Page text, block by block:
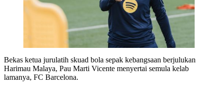
Bekas ketua jurulatih skuad bola sepak kebangsaan berjulukan
Harimau Malaya, Pau Marti Vicente menyertai semula kelab
lamanya, FC Barcelona.